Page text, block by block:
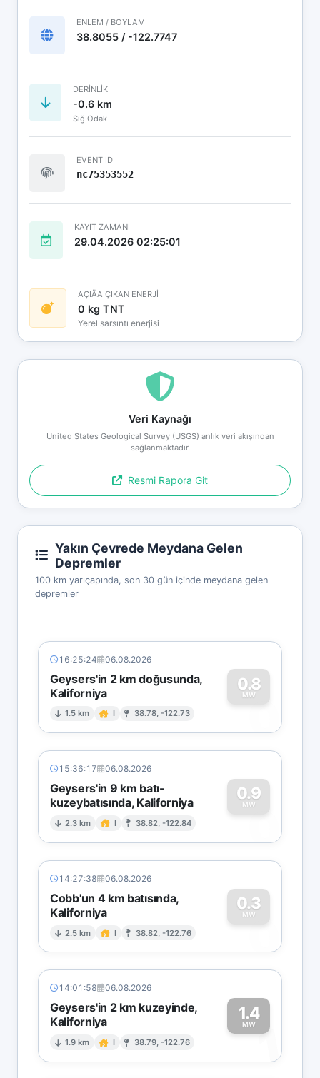
ENLEM / BOYLAM
38.8055 / -122.7747
DERINLIK
-0.6 km
Sığ Odak
EVENT ID
nc75353552
KAYIT ZAMANI
29.04.2026 02:25:01
AÇIÄA ÇIKAN ENERJİ
0 kg TNT
Yerel sarsıntı enerjisi
Veri Kaynağı
United States Geological Survey (USGS) anlık veri akışından
sağlanmaktadır.
Resmi Rapora Git
Yakın Çevrede Meydana Gelen
Depremler
100 km yarıçapında, son 30 gün içinde meydana gelen
depremler
16:25:24 06.08.2026
Geysers'in 2 km doğusunda,
Kaliforniya
1.5 km I 38.78, -122.73
0.8
MW
0
15:36:17 06.08.2026
Geysers'in 9 km batı-
kuzeybatısında, Kaliforniya
2.3 km I 38.82, -122.84
0.9
MW
0
14:27:38 06.08.2026
Cobb'un 4 km batısında,
Kaliforniya
2.5 km I 38.82, -122.76
0.3
MW
0
14:01:58 06.08.2026
Geysers'in 2 km kuzeyinde,
Kaliforniya
1.9 km I 38.79, -122.76
1.4
MW1